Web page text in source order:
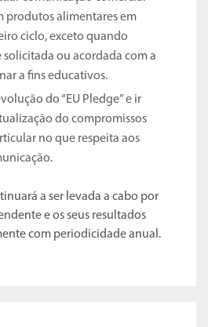
produtos alimentares em
ciclo, exceto quando
solicitada ou acordada com a
a fins educativos.
do “EU Pledge” e ir
do compromissos
no que respeita aos
a ser levada a cabo por
e os seus resultados
com periodicidade anual.